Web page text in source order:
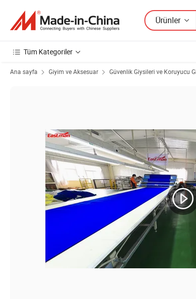
Ürünler
Tüm Kategoriler
Ana sayfa Giyim ve Aksesuar Güvenlik Giysileri ve Koruyucu